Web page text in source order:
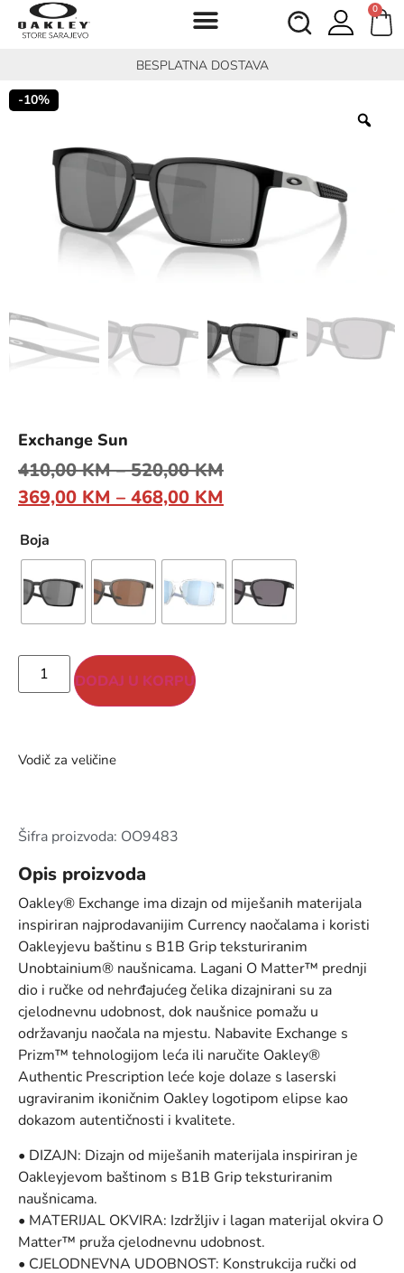
0
BESPLATNA DOSTAVA
-10%
Exchange Sun
410,00KM – 520,00KM
369,00 KM – 468,00 KM
Boja
DODAJ U KORPU
Vodič za veličine
Šifra proizvoda: OO9483
Opis proizvoda
Oakley® Exchange ima dizajn od miješanih materijala
inspiriran najprodavanijim Currency naočalama i koristi
Oakleyjevu baštinu s B1B Grip teksturiranim
Unobtainium® naušnicama. Lagani O Matter™ prednji
dio i ručke od nehrđajućeg čelika dizajnirani su za
cjelodnevnu udobnost, dok naušnice pomažu u
održavanju naočala na mjestu. Nabavite Exchange s
Prizm™ tehnologijom leća ili naručite Oakley®
Authentic Prescription leće koje dolaze s laserski
ugraviranim ikoničnim Oakley logotipom elipse kao
dokazom autentičnosti i kvalitete.
• DIZAJN: Dizajn od miješanih materijala inspiriran je
Oakleyjevom baštinom s B1B Grip teksturiranim
naušnicama.
• MATERIJAL OKVIRA: Izdržljiv i lagan materijal okvira O
Matter™ pruža cjelodnevnu udobnost.
• CJELODNEVNA UDOBNOST: Konstrukcija ručki od